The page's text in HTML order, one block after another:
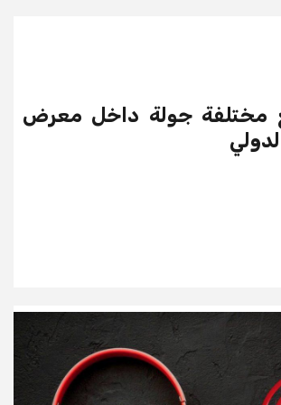
مختلفة جولة داخل معرض